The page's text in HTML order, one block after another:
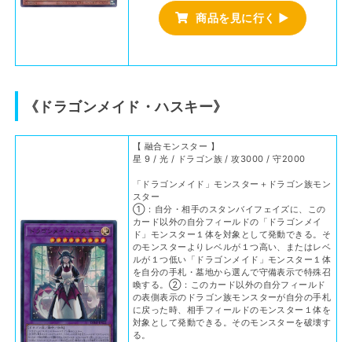
商品を見に行く ▶
《ドラゴンメイド・ハスキー》
【 融合モンスター 】
星 9 / 光 / ドラゴン族 / 攻3000 / 守2000
「ドラゴンメイド」モンスター＋ドラゴン族モン
スター
①：自分・相手のスタンバイフェイズに、この
カード以外の自分フィールドの「ドラゴンメイ
ド」モンスター１体を対象として発動できる。そ
のモンスターよりレベルが１つ高い、またはレベ
ルが１つ低い「ドラゴンメイド」モンスター１体
を自分の手札・墓地から選んで守備表示で特殊召
喚する。②：このカード以外の自分フィールド
の表側表示のドラゴン族モンスターが自分の手札
に戻った時、相手フィールドのモンスター１体を
対象として発動できる。そのモンスターを破壊す
る。